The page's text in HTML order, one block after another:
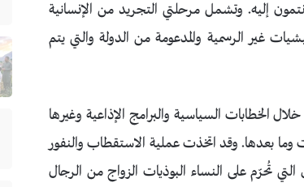
إليه. وتشمل مرحلتي التجريد من الإنسانية
غير الرسمية والمدعومة من الدولة والتي يتم
الخطابات السياسية والبرامج الإذاعية وغيرها
وما بعدها. وقد اتخذت عملية الاستقطاب والنفور
تُحرّم على النساء البوذيات الزواج من الرجال